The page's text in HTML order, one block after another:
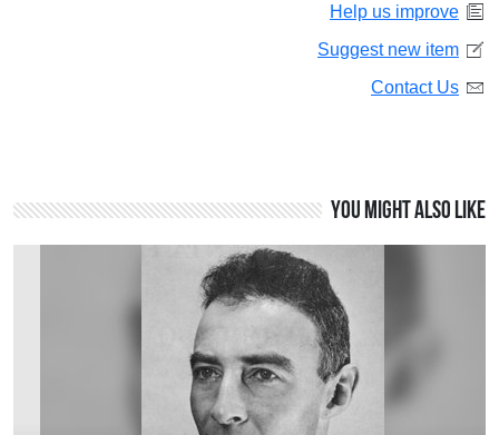
Help us improve
Suggest new item
Contact Us
You might also like